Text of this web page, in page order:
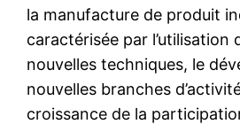
la manufacture de produit
caractérisée par l’utilisation
nouvelles techniques, le
nouvelles branches
croissance de la